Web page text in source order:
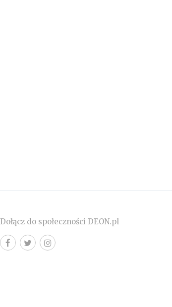
Dołącz do społeczności DEON.pl